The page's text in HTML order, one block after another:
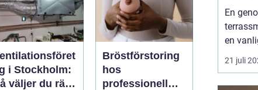
i Stockholm:
väljer du rätt
Bröstförstoring
hos
professionell
stil
En
en
under
21 juli